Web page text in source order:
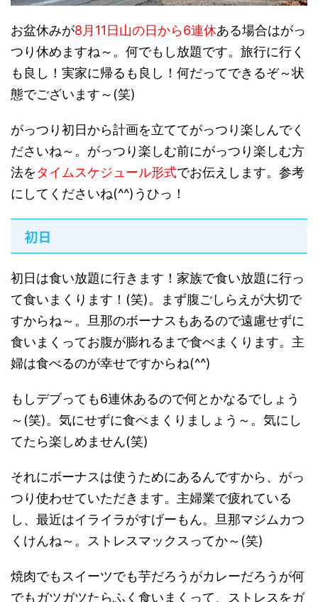
お盆休みが8月11日山の日から6連休ある場合はがっ
つり休めますね～。何でもし放題です。旅行に行く
も良し！実家に帰るも良し！何だってできるぞ～状
態でございます～(笑)
がっつり初日から計画を立ててがっつり楽しんでく
ださいね～。がっつり楽しむ前にがっつり楽しむ方
法をタイムスケジュール形式でお伝えします。参考
にしてくださいね(^^)うひっ！
初日
初日は食い放題に行きます！家族で食い放題に行っ
て食いまくります！(笑)。まず腹ごしらえが大切で
すからね～。旦那のボーナスもあるので遠慮せずに
食いまくってお腹が膨れるまで食べまくります。主
婦は食べるのが幸せですからね(^^)
もしデブっても6連休あるので何とかなるでしょう
～(笑)。気にせずに食べまくりましょう～。気にし
てたら楽しめません(笑)
それにボーナスは使うためにあるんですから、がっ
つり使わせていただきます。主婦業で疲れている
し、最近はイライラがすげーもん。旦那マジムカつ
くけんね～。ストレスマックスってか～(笑)
焼肉でもスイーツでも芋だろうがカレーだろうが何
でもガツガツたらふく食いまくって、ストレスをガ